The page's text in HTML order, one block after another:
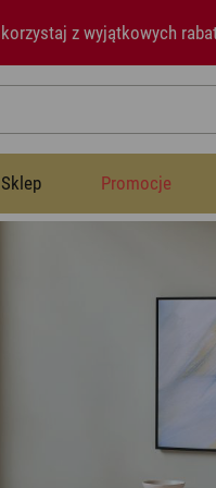
z wyjątkowych
Sklep Promocje